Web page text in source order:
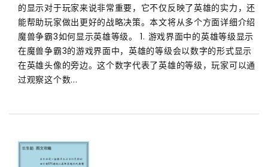
的显示对于玩家来说非常重要，它不仅反映了英雄的实力，还
能帮助玩家做出更好的战略决策。本文将从多个方面详细介绍
魔兽争霸3如何显示英雄等级。 1. 游戏界面中的英雄等级显示
在魔兽争霸3的游戏界面中，英雄的等级会以数字的形式显示
在英雄头像的旁边。这个数字代表了英雄的等级，玩家可以通
过观察这个数...